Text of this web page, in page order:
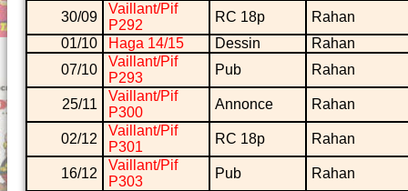
30/09
Vaillant/Pif
P292
RC 18p
Rahan
01/10
Haga 14/15 Dessin
Rahan
07/10
Vaillant/Pif
P293
Pub Rahan
25/11
Vaillant/Pif
P300
Annonce Rahan
02/12
Vaillant/Pif
P301
RC 18p Rahan
16/12
Vaillant/Pif
P303
Pub Rahan